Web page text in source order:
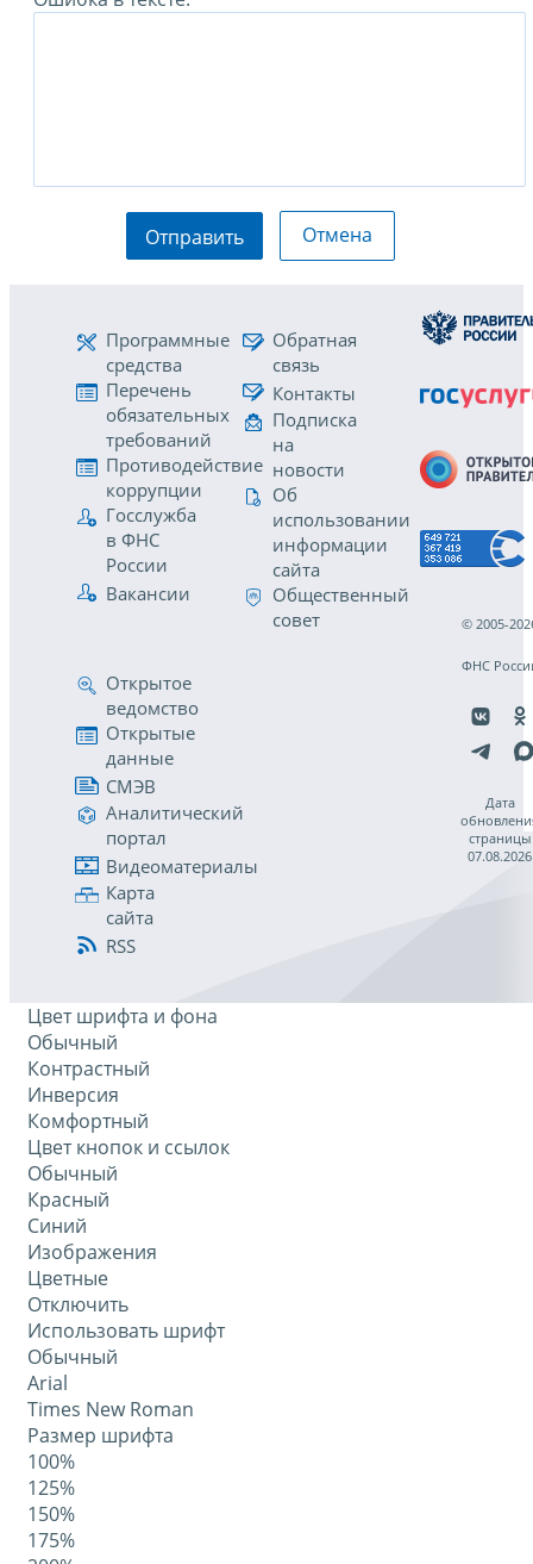
Отправить Отмена
Программные
средства
Перечень
обязательных
требований
Противодействие
коррупции
Госслужба
в ФНС
России
Вакансии
Обратная
связь
Контакты
Подписка
на
новости
Об
использовании
информации
сайта
Общественный
совет
Открытое
ведомство
Открытые
данные
СМЭВ
Аналитический
портал
Видеоматериалы
Карта
сайта
RSS
© 2005-
ФНС
Дата
страницы
07.08.2026
Цвет шрифта и фона
Обычный
Контрастный
Инверсия
Комфортный
Цвет кнопок и ссылок
Обычный
Красный
Синий
Изображения
Цветные
Отключить
Использовать шрифт
Обычный
Arial
Times New Roman
Размер шрифта
100%
125%
150%
175%